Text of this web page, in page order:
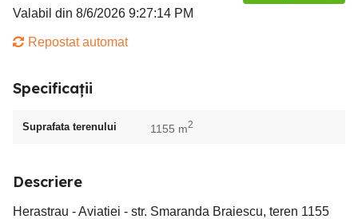
Valabil din 8/6/2026 9:27:14 PM
Repostat automat
Specificații
Suprafata terenului 1155 m2
Descriere
Herastrau - Aviatiei - str. Smaranda Braiescu, teren 1155